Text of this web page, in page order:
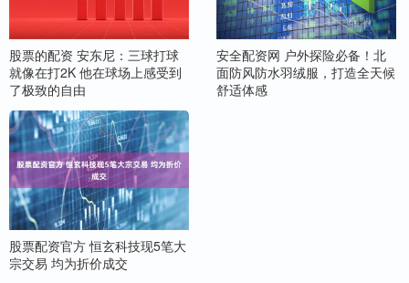
股票的配资 安东尼：三球打球
就像在打2K 他在球场上感受到
了极致的自由
安全配资网 户外探险必备！北
面防风防水羽绒服，打造全天候
舒适体感
股票配资官方 恒玄科技现5笔大
宗交易 均为折价成交